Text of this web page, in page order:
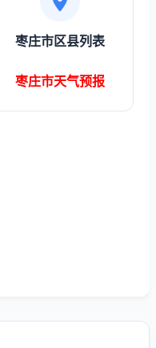
枣庄市区县列表
枣庄市天气预报